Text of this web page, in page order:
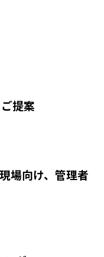
提案
場向け、管理者